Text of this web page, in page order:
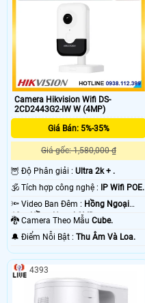
Camera Hikvision Wifi DS-
2CD2443G2-IW W (4MP)
Giá Bán: 5%-35%
Giá gốc: 1,580,000 ₫
🦉 Độ Phân giải : Ultra 2k + .
🕉️ Tích hợp công nghệ : IP Wifi POE.
🔦 Video Ban Đêm : Hồng Ngoại
10m Hồng Ngoại SMD.
🐉️ Camera Theo Mẫu Cube.
️🔔 Điểm Nỗi Bật : Thu Âm Và Loa.
4393